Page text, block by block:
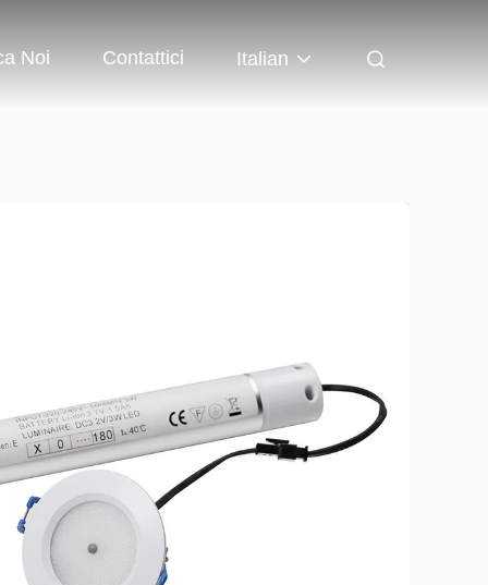
Noi Contattici Italian